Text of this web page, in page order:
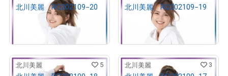
CX「スカッとジャパン」「全力！脱力タイムズ」「ムラマヨ」「所ジ
翻訳（AI）を表示
北川美麗 RQ202109−20
売出し（初回販売）
北川美麗 RQ202109−19
10,000
売出し（初回販売）
北川美麗 5 北川美麗 3